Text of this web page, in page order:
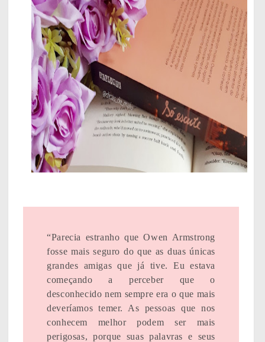
“Parecia estranho que Owen Armstrong
fosse mais seguro do que as duas únicas
grandes amigas que já tive. Eu estava
começando a perceber que o
desconhecido nem sempre era o que mais
deveríamos temer. As pessoas que nos
conhecem melhor podem ser mais
perigosas, porque suas palavras e seus